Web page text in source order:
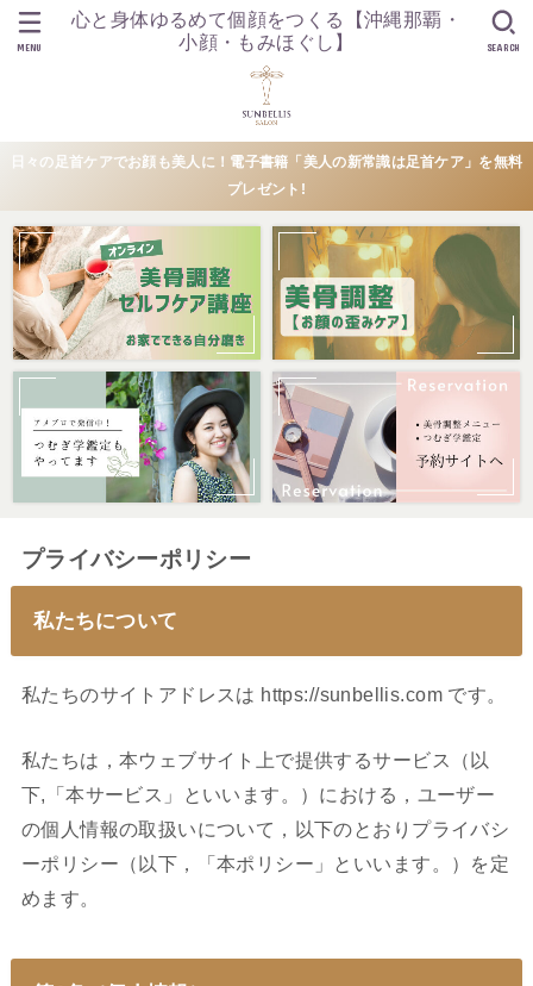
心と身体ゆるめて個顔をつくる【沖縄那覇・
小顔・もみほぐし】
SEARCH
MENU
日々の足首ケアでお顔も美人に！電子書籍「美人の新常識は足首ケア」を無料
プレゼント!
プライバシーポリシー
私たちについて
私たちのサイトアドレスは https://sunbellis.com です。
私たちは，本ウェブサイト上で提供するサービス（以
下,「本サービス」といいます。）における，ユーザー
の個人情報の取扱いについて，以下のとおりプライバシ
ーポリシー（以下，「本ポリシー」といいます。）を定
めます。